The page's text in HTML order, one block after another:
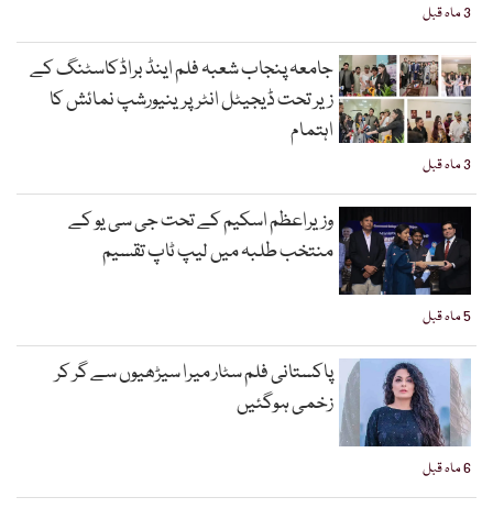
3 ماہ قبل
3 ماہ قبل
جامعہ پنجاب شعبہ فلم اینڈ براڈکاسٹنگ کے
زیر تحت ڈیجیٹل انٹرپرینیورشپ نمائش کا
اہتمام
5 ماہ قبل
وزیراعظم اسکیم کے تحت جی سی یو کے
منتخب طلبہ میں لیپ ٹاپ تقسیم
6 ماہ قبل
پاکستانی فلم سٹار میرا سیڑھیوں سے گر کر
زخمی ہوگئیں